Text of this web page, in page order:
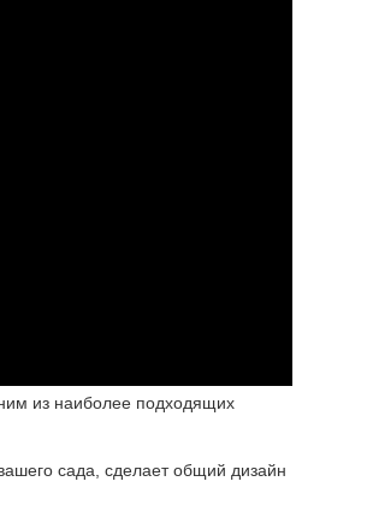
из наиболее подходящих
сада, сделает общий дизайн